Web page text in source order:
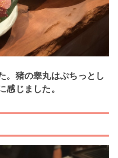
。猪の睾丸はぷちっとし
じました。